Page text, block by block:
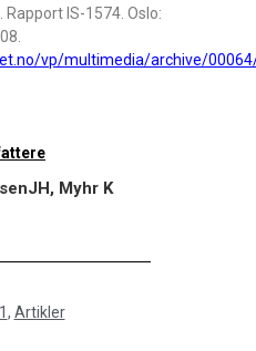
IS-1574. Oslo:
vp/multimedia/archive/
Myhr K
, Artikler